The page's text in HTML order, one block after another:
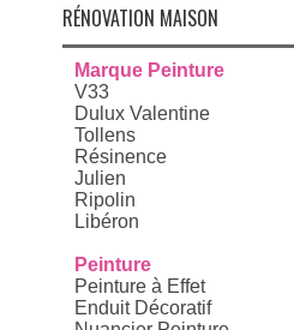
RÉNOVATION MAISON
Marque Peinture
V33
Dulux Valentine
Tollens
Résinence
Julien
Ripolin
Libéron
Peinture
Peinture à Effet
Enduit Décoratif